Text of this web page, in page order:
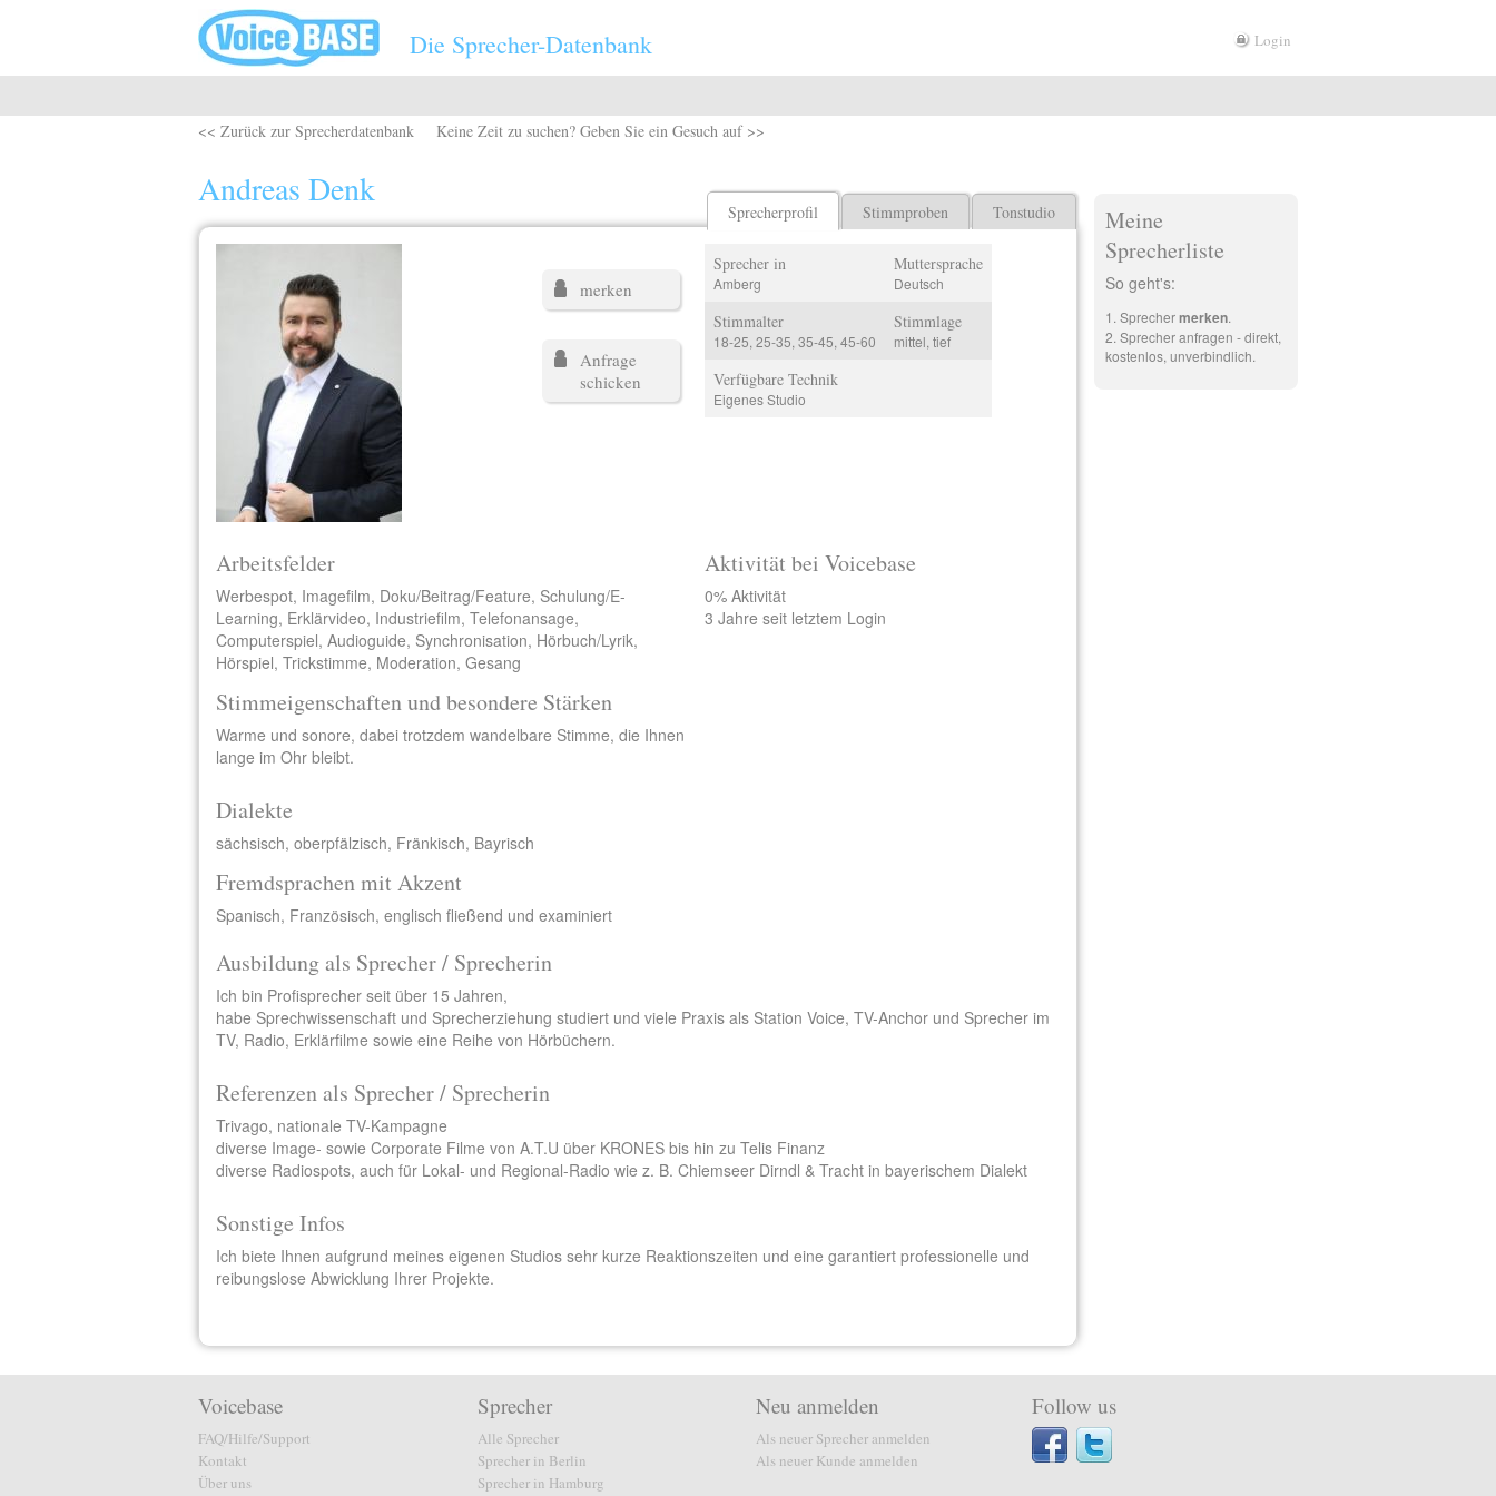
Die Sprecher-Datenbank Login
<< Zurück zur Sprecherdatenbank Keine Zeit zu suchen? Geben Sie ein Gesuch auf >>
Andreas Denk
Sprecherprofil Stimmproben Tonstudio
merken
Anfrage
schicken
Sprecher in
Amberg
Muttersprache
Deutsch
Stimmalter
18-25, 25-35, 35-45, 45-60
Stimmlage
mittel, tief
Verfügbare Technik
Eigenes Studio
Arbeitsfelder
Werbespot, Imagefilm, Doku/Beitrag/Feature, Schulung/E-
Learning, Erklärvideo, Industriefilm, Telefonansage,
Computerspiel, Audioguide, Synchronisation, Hörbuch/Lyrik,
Hörspiel, Trickstimme, Moderation, Gesang
Stimmeigenschaften und besondere Stärken
Warme und sonore, dabei trotzdem wandelbare Stimme, die Ihnen
lange im Ohr bleibt.
Dialekte
sächsisch, oberpfälzisch, Fränkisch, Bayrisch
Fremdsprachen mit Akzent
Spanisch, Französisch, englisch fließend und examiniert
Aktivität bei Voicebase
0% Aktivität
3 Jahre seit letztem Login
Ausbildung als Sprecher / Sprecherin
Ich bin Profisprecher seit über 15 Jahren,
habe Sprechwissenschaft und Sprecherziehung studiert und viele Praxis als Station Voice, TV-Anchor und Sprecher im
TV, Radio, Erklärfilme sowie eine Reihe von Hörbüchern.
Referenzen als Sprecher / Sprecherin
Trivago, nationale TV-Kampagne
diverse Image- sowie Corporate Filme von A.T.U über KRONES bis hin zu Telis Finanz
diverse Radiospots, auch für Lokal- und Regional-Radio wie z. B. Chiemseer Dirndl & Tracht in bayerischem Dialekt
Sonstige Infos
Ich biete Ihnen aufgrund meines eigenen Studios sehr kurze Reaktionszeiten und eine garantiert professionelle und
reibungslose Abwicklung Ihrer Projekte.
Meine
Sprecherliste
So geht's:
Sprechermerken.
Sprecher anfragen - direkt,
kostenlos, unverbindlich.
Voicebase
FAQ/Hilfe/Support
Kontakt
Über uns
Sprecher
Alle Sprecher
Sprecher in Berlin
Sprecher in Hamburg
Neu anmelden
Als neuer Sprecher anmelden
Als neuer Kunde anmelden
Follow us